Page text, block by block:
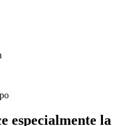
especialmente la